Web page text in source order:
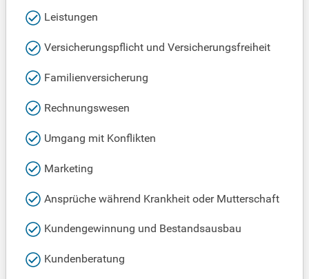
Leistungen
Versicherungspflicht und Versicherungsfreiheit
Familienversicherung
Rechnungswesen
Umgang mit Konflikten
Marketing
Ansprüche während Krankheit oder Mutterschaft
Kundengewinnung und Bestandsausbau
Kundenberatung